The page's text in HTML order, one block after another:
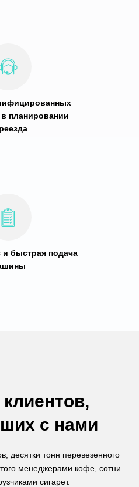
планировании
и быстрая подача
с нами
десятки тонн перевезенного
менеджерами кофе, сотни
сигарет.